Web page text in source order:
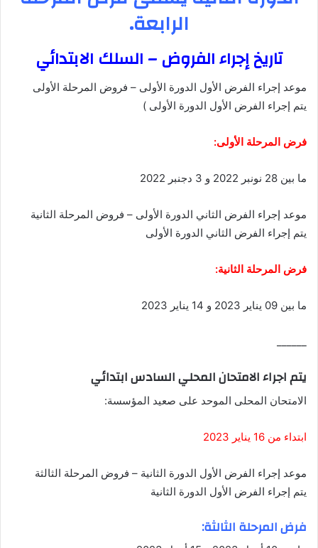
الرابعة.
تاريخ إجراء الفروض – السلك الابتدائي
موعد إجراء الفرض الأول الدورة الأولى – فروض المرحلة الأولى
يتم إجراء الفرض الأول الدورة الأولى )
فرض المرحلة الأولى:
ما بين 28 نونبر 2022 و 3 دجنبر 2022
موعد إجراء الفرض الثاني الدورة الأولى – فروض المرحلة الثانية
يتم إجراء الفرض الثاني الدورة الأولى
فرض المرحلة الثانية:
ما بين 09 يناير 2023 و 14 يناير 2023
يتم اجراء الامتحان المحلي السادس ابتدائي
الامتحان المحلى الموحد على صعيد المؤسسة:
ابتداء من 16 يناير 2023
موعد إجراء الفرض الأول الدورة الثانية – فروض المرحلة الثالثة
يتم إجراء الفرض الأول الدورة الثانية
فرض المرحلة الثالثة: